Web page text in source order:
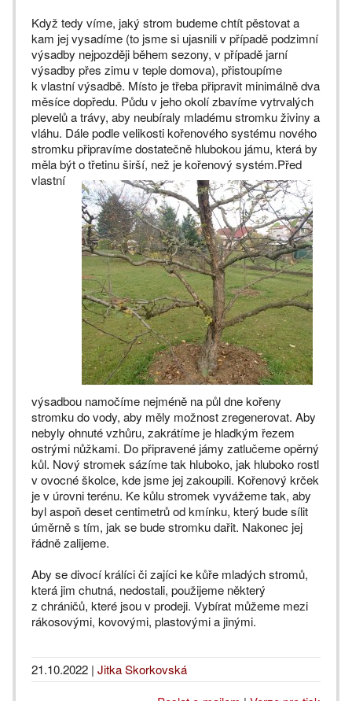
Když tedy víme, jaký strom budeme chtít pěstovat a
kam jej vysadíme (to jsme si ujasnili v případě podzimní
výsadby nejpozději během sezony, v případě jarní
výsadby přes zimu v teple domova), přistoupíme
k vlastní výsadbě. Místo je třeba připravit minimálně dva
měsíce dopředu. Půdu v jeho okolí zbavíme vytrvalých
plevelů a trávy, aby neubíraly mladému stromku živiny a
vláhu. Dále podle velikosti kořenového systému nového
stromku připravíme dostatečně hlubokou jámu, která by
měla být o třetinu širší, než je kořenový systém.Před
vlastní
výsadbou namočíme nejméně na půl dne kořeny
stromku do vody, aby měly možnost zregenerovat. Aby
nebyly ohnuté vzhůru, zakrátíme je hladkým řezem
ostrými nůžkami. Do připravené jámy zatlučeme opěrný
kůl. Nový stromek sázíme tak hluboko, jak hluboko rostl
v ovocné školce, kde jsme jej zakoupili. Kořenový krček
je v úrovni terénu. Ke kůlu stromek vyvážeme tak, aby
byl aspoň deset centimetrů od kmínku, který bude sílit
úměrně s tím, jak se bude stromku dařit. Nakonec jej
řádně zalijeme.
Aby se divocí králíci či zajíci ke kůře mladých stromů,
která jim chutná, nedostali, použijeme některý
z chráničů, které jsou v prodeji. Vybírat můžeme mezi
rákosovými, kovovými, plastovými a jinými.
21.10.2022 | Jitka Skorkovská